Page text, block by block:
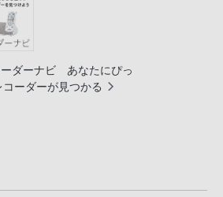
ーダーナビ あなたにぴっ
コーダーが見つかる